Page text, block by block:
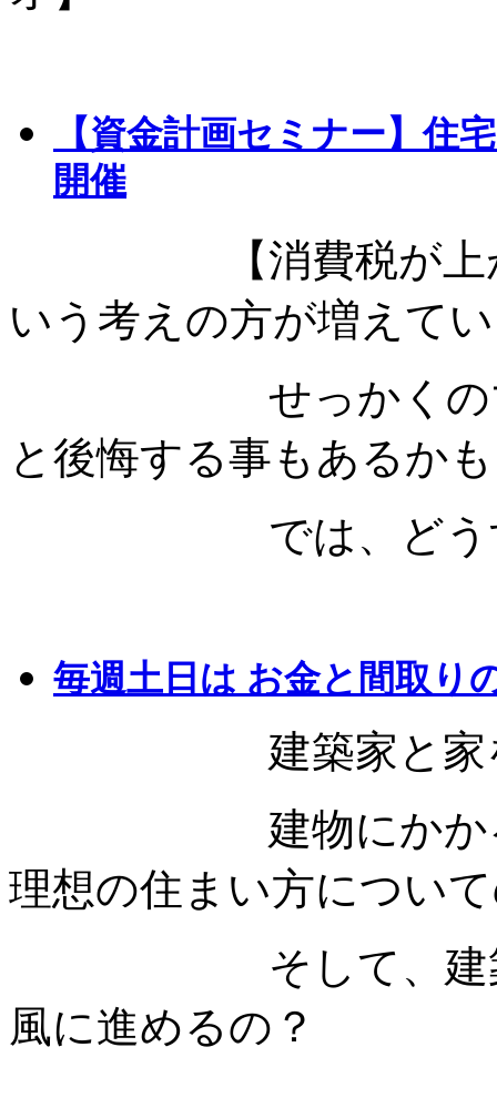
【資金計画セミナー】
開催
【消費税が上がる
いう考えの方が増えて
せっかくのマイ
と後悔する事もあるか
では、どうすれ
毎週土日は お金と間取り
建築家と家を建
建物にかかる資
理想の住まい方につい
そして、建築家
風に進めるの？